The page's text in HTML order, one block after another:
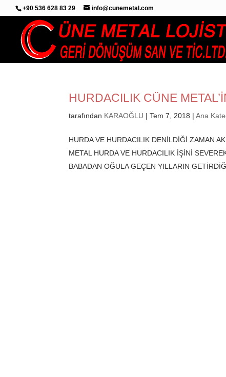
+90 536 628 83 29 info@cunemetal.com
HURDACILIK CÜNE
tarafından KARAOĞLU |Tem 7, 2018 |Ana
HURDA VE HURDACILIK DENİLDİĞİ ZAMAN
METAL HURDA VE HURDACILIK İŞİNİ
BABADAN OĞULA GEÇEN YILLARIN